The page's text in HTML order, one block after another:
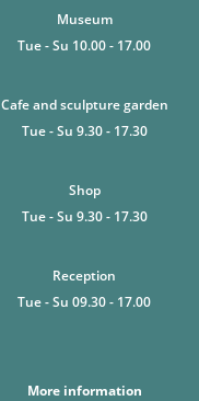
Museum
Tue - Su 10.00 - 17.00
Cafe and sculpture garden
Tue - Su 9.30 - 17.30
Shop
Tue - Su 9.30 - 17.30
Reception
Tue - Su 09.30 - 17.00
More information